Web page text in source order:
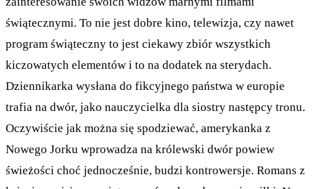
świątecznymi. To nie jest dobre kino, telewizja, czy nawet
program świąteczny to jest ciekawy zbiór wszystkich
kiczowatych elementów i to na dodatek na sterydach.
Dziennikarka wysłana do fikcyjnego państwa w europie
trafia na dwór, jako nauczycielka dla siostry następcy tronu.
Oczywiście jak można się spodziewać, amerykanka z
Nowego Jorku wprowadza na królewski dwór powiew
świeżości choć jednocześnie, budzi kontrowersje. Romans z